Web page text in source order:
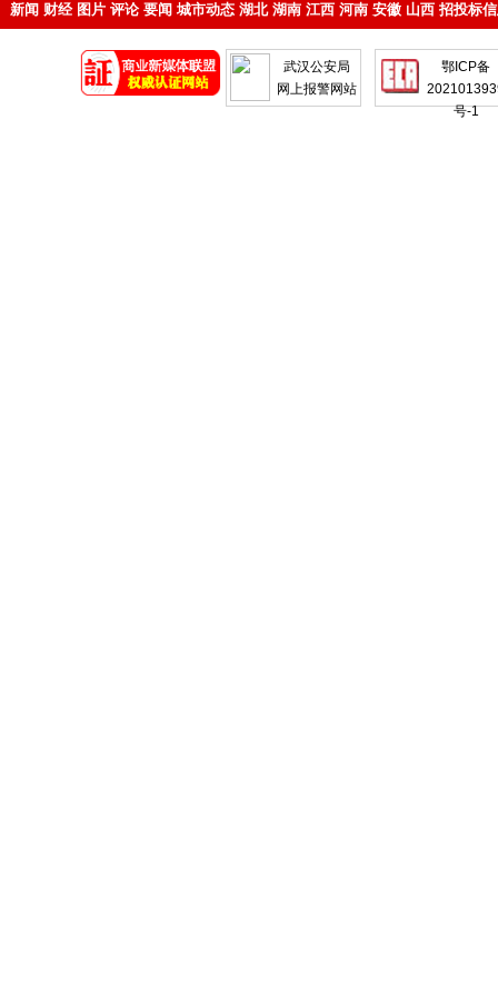
新闻 财经 图片 评论 要闻 城市动态 湖北 湖南 江西 河南 安徽 山西 招投标
武汉公安局
网上报警网站
鄂ICP备
号-1